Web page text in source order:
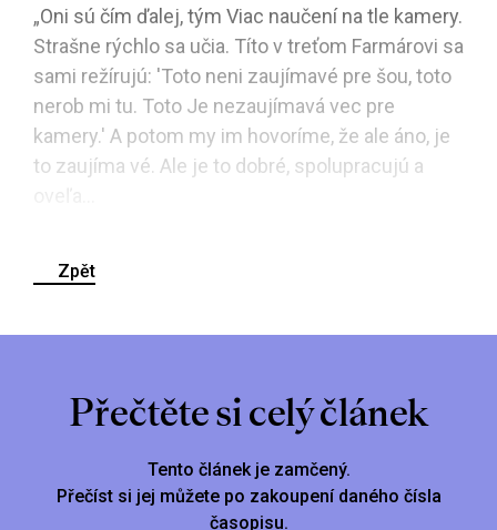
„Oni sú čím ďalej, tým Viac naučení na tle kamery.
Strašne rýchlo sa učia. Títo v treťom Farmárovi sa
sami režírujú: 'Toto neni zaujímavé pre šou, toto
nerob mi tu. Toto Je nezaujímavá vec pre
kamery.' A potom my im hovoríme, že ale áno, je
to zaujíma vé. Ale je to dobré, spolupracujú a
Zpět
Přečtěte si celý článek
Tento článek je zamčený.
Přečíst si jej můžete po zakoupení daného čísla
časopisu.